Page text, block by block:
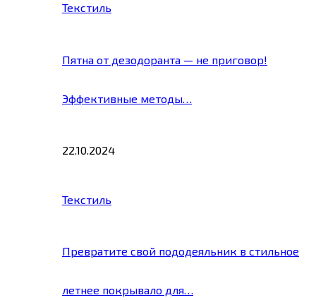
Текстиль
Пятна от дезодоранта — не приговор!
Эффективные методы…
22.10.2024
Текстиль
Превратите свой пододеяльник в стильное
летнее покрывало для…